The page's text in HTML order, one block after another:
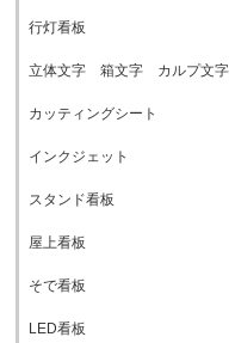
行灯看板
立体文字 箱文字 カルプ文字
カッティングシート
インクジェット
スタンド看板
屋上看板
そで看板
LED看板